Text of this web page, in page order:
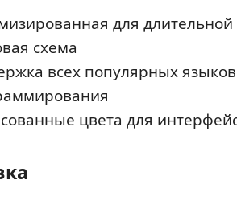
для
схема
всех популярных языков
цвета для